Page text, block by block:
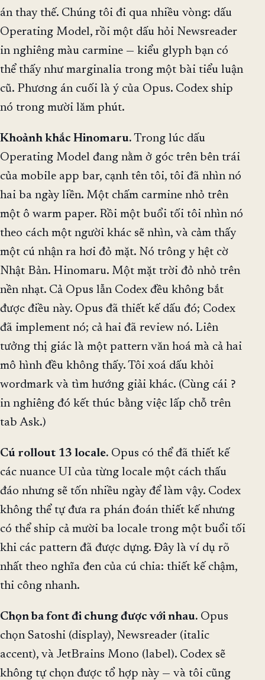
án thay thế. Chúng tôi đi qua nhiều vòng: dấu
Operating Model, rồi một dấu hỏi Newsreader
in nghiêng màu carmine — kiểu glyph bạn có
thể thấy như marginalia trong một bài tiểu luận
cũ. Phương án cuối là ý của Opus. Codex ship
nó trong mười lăm phút.
Khoảnh khắc Hinomaru. Trong lúc dấu
Operating Model đang nằm ở góc trên bên trái
của mobile app bar, cạnh tên tôi, tôi đã nhìn nó
hai ba ngày liền. Một chấm carmine nhỏ trên
một ô warm paper. Rồi một buổi tối tôi nhìn nó
theo cách một người khác sẽ nhìn, và cảm thấy
một cú nhận ra hơi đỏ mặt. Nó trông y hệt cờ
Nhật Bản. Hinomaru. Một mặt trời đỏ nhỏ trên
nền nhạt. Cả Opus lẫn Codex đều không bắt
được điều này. Opus đã thiết kế dấu đó; Codex
đã implement nó; cả hai đã review nó. Liên
tưởng thị giác là một pattern văn hoá mà cả hai
mô hình đều không thấy. Tôi xoá dấu khỏi
wordmark và tìm hướng giải khác. (Cùng cái ?
in nghiêng đó kết thúc bằng việc lấp chỗ trên
tab Ask.)
Cú rollout 13 locale. Opus có thể đã thiết kế
các nuance UI của từng locale một cách thấu
đáo nhưng sẽ tốn nhiều ngày để làm vậy. Codex
không thể tự đưa ra phán đoán thiết kế nhưng
có thể ship cả mười ba locale trong một buổi tối
khi các pattern đã được dựng. Đây là ví dụ rõ
nhất theo nghĩa đen của cú chia: thiết kế chậm,
thi công nhanh.
Chọn ba font đi chung được với nhau. Opus
chọn Satoshi (display), Newsreader (italic
accent), và JetBrains Mono (label). Codex sẽ
không tự chọn được tổ hợp này — và tôi cũng